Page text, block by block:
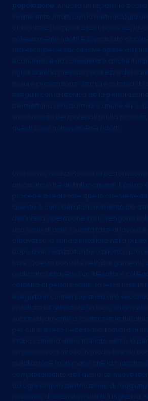
popolazione
. Ancora un risparmio
indifferente. Infatti con la metodologia
orizzontale i tempi di esecuzione dei
notevolmente ridotti e soprattutto
materiali per le successive opere di
economici è da considerare anche il
riguardanti la messa in sicurezza del
misure prevenzione. Sempre in tema di
eseguiti con la tecnica della perforazione
permettono di risparmiare anche sui
smaltimento dei materiali risulta
questi sono notevolmente ridotti.
Uno scavo realizzato con la perforazione
articolato in tre distinti momenti: Il primo
procede a realizzare quello che viene
Questo è considerato il momento più
dell’intera operazione in cui vengono
una serie di aste. Questa fase di lavoro è
attraverso la sonda installata nella punta
Dopo aver realizzato il foro pilota si
fase. Questa consiste nell’allargamento
realizzato attraverso un alesatore
colonna di perforazione. La terza fase in
eseguita in contemporanea alla
installato all’alesatore un tubo chiamato
successivamente a contenere le
per cui si è reso necessario il lavoro di
Il tubo camicia viene trainato verso la
un percorso a ritroso in modo tale da
installazione man mano che la macchina
completamento del lavoro. Le nuove
ad ogni singola perforazione di
massimo di duemila metri di lunghezza,